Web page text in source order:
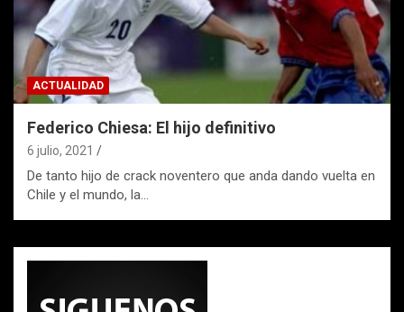
ACTUALIDAD
Federico Chiesa: El hijo definitivo
6 julio, 2021
De tanto hijo de crack noventero que anda dando vuelta en
Chile y el mundo, la…